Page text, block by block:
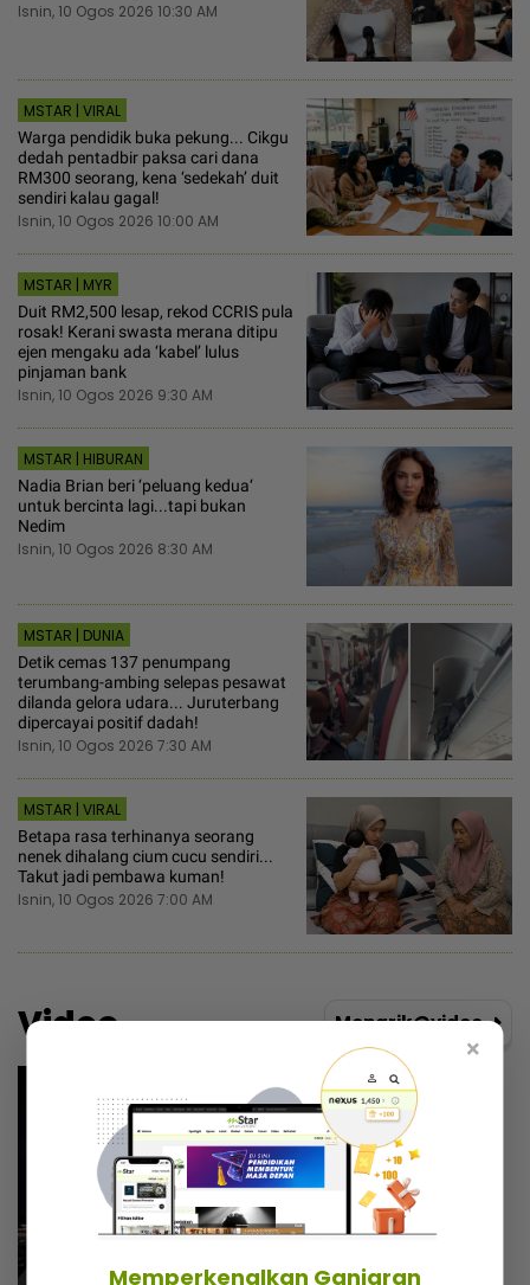
Isnin, 10 Ogos 2026 10:30 AM
MSTAR | VIRAL
Warga pendidik buka pekung... Cikgu
dedah pentadbir paksa cari dana
RM300 seorang, kena ‘sedekah’ duit
sendiri kalau gagal!
Isnin, 10 Ogos 2026 10:00 AM
MSTAR | MYR
Duit RM2,500 lesap, rekod CCRIS pula
rosak! Kerani swasta merana ditipu
ejen mengaku ada ‘kabel’ lulus
pinjaman bank
Isnin, 10 Ogos 2026 9:30 AM
MSTAR | HIBURAN
Nadia Brian beri ‘peluang kedua‘
untuk bercinta lagi...tapi bukan
Nedim
Isnin, 10 Ogos 2026 8:30 AM
MSTAR | DUNIA
Detik cemas 137 penumpang
terumbang-ambing selepas pesawat
dilanda gelora udara... Juruterbang
dipercayai positif dadah!
Isnin, 10 Ogos 2026 7:30 AM
MSTAR | VIRAL
Betapa rasa terhinanya seorang
nenek dihalang cium cucu sendiri...
Takut jadi pembawa kuman!
Isnin, 10 Ogos 2026 7:00 AM
Video Menarik@video
×
Memperkenalkan Ganjaran